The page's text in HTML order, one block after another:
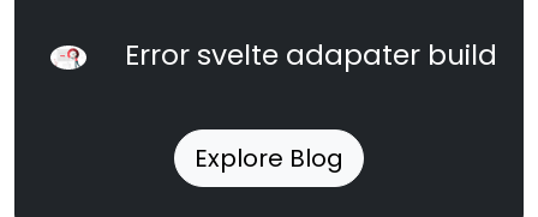
Error svelte adapater build
Explore Blog